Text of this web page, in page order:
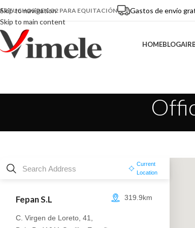
Skip to navigation
Skip to main content
DE CO2 PARA EQUITACIÓN Gastos de envío
HOMEBLOG
Current
Location
Fepan S.L 319.9km
C. Virgen de Loreto, 41